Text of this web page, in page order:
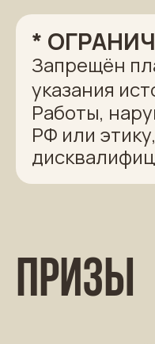
*
Запрещён
указания
Работы,
РФ или этику,
Призы